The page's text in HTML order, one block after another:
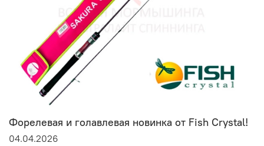
Форелевая и голавлевая новинка от Fish Crystal!
04.04.2026